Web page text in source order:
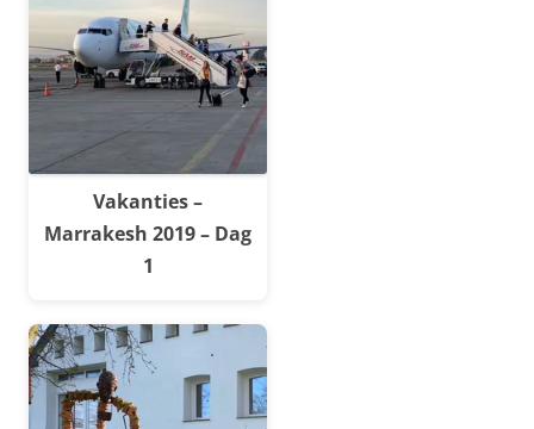
Vakanties –
Marrakesh 2019 – Dag
1